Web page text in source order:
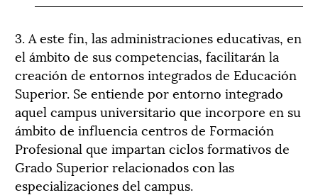
3. A este fin, las administraciones educativas, en
el ámbito de sus competencias, facilitarán la
creación de entornos integrados de Educación
Superior. Se entiende por entorno integrado
aquel campus universitario que incorpore en su
ámbito de influencia centros de Formación
Profesional que impartan ciclos formativos de
Grado Superior relacionados con las
especializaciones del campus.